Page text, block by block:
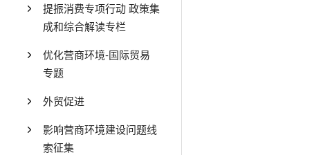
提振消费专项行动 政策集
成和综合解读专栏
优化营商环境-国际贸易
专题
外贸促进
影响营商环境建设问题线
索征集